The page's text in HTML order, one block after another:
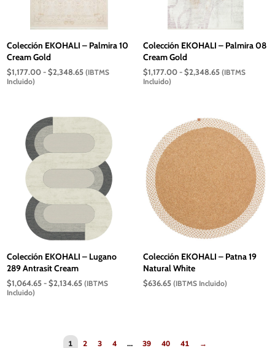
Colección EKOHALI – Palmira 10
Cream Gold
$1,177.00 - $2,348.65Rango
hasta
$2,348.65
(IBTMS
Incluido)
Colección EKOHALI – Palmira 08
Cream Gold
$1,177.00 - $2,348.65Rango
hasta
$2,348.65
(IBTMS
Incluido)
Colección EKOHALI – Lugano
289 Antrasit Cream
$1,064.65 - $2,134.65Rango
(IBTMS
Incluido)
Colección EKOHALI – Patna 19
Natural White
$636.65 (IBTMS Incluido)
1 2 3 4 … 39 40 41 →